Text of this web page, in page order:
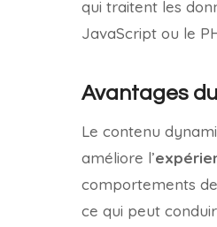
qui traitent les
JavaScript ou le
Avantages
Le contenu
améliore l’
comportements
ce qui peut